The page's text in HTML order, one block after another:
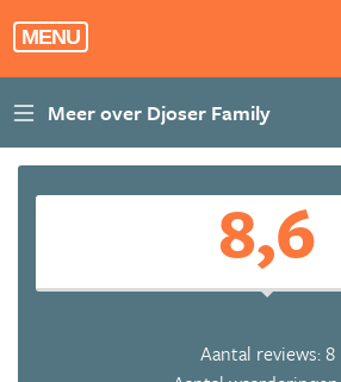
MENU
8,6
Aantal reviews: 8